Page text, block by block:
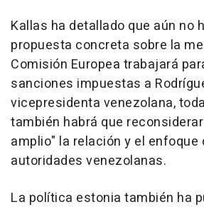
Kallas ha detallado que aún no
propuesta concreta sobre la
Comisión Europea trabajará
sanciones impuestas a
vicepresidenta venezolana,
también habrá que
amplio" la relación y el enfoque
autoridades venezolanas.
La política estonia también ha